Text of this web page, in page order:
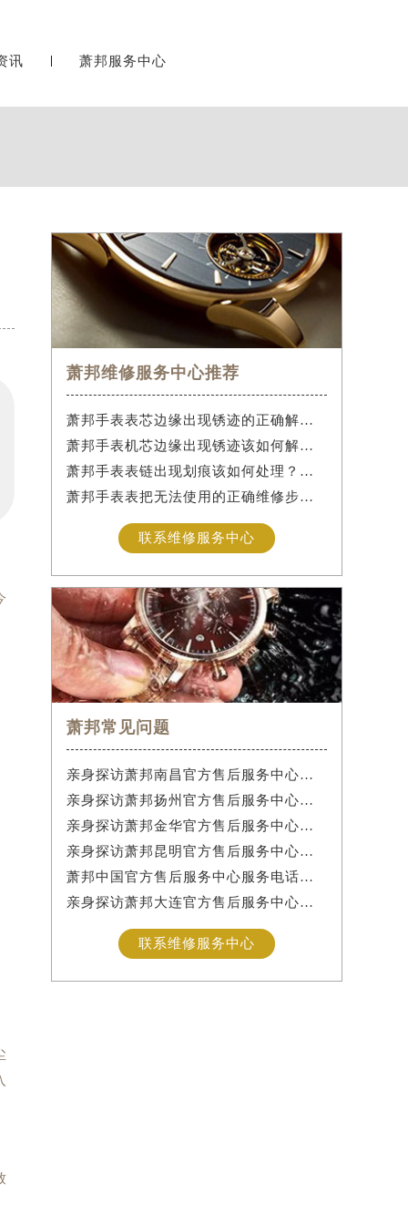
讯 萧邦服务中心
萧邦维修服务中心推荐
萧邦手表表芯边缘出现锈迹的正确解决办法是什么？
萧邦手表机芯边缘出现锈迹该如何解决？
萧邦手表表链出现划痕该如何处理？（手表表链划痕别慌）
萧邦手表表把无法使用的正确维修步骤是什么？
联系维修服务中心
萧邦常见问题
亲身探访萧邦南昌官方售后服务中心｜热线电话与网点地址（2026年7月最新）
亲身探访萧邦扬州官方售后服务中心｜最新电话及地址（2026年7月最新）
亲身探访萧邦金华官方售后服务中心｜网点地址与服务热线（2026年7月最新）
亲身探访萧邦昆明官方售后服务中心｜详细地址及客服热线（2026年7月最新）
萧邦中国官方售后服务中心服务电话及24小时详细地址实地考察报告_多信源验证（2026年7月最新）
亲身探访萧邦大连官方售后服务中心｜服务热线及办公地址（2026年7月最新）
联系维修服务中心